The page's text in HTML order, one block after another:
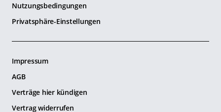
Nutzungsbedingungen
Privatsphäre-Einstellungen
Impressum
AGB
Verträge hier kündigen
Vertrag widerrufen